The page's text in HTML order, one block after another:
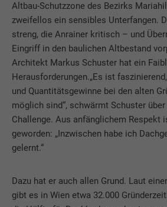
Altbau-Schutzzone des Bezirks
zweifellos ein sensibles Unterfangen.
streng, die Anrainer kritisch – und
Eingriff in den baulichen Altbestand
Architekt Markus Schuster hat ein
Herausforderungen.„Es ist
und Quantitätsgewinne bei den alten
möglich sind“, schwärmt Schuster
Challenge. Aus anfänglichem Respekt
geworden: „Inzwischen habe ich
gelernt.“
Dazu hat er auch allen Grund. Laut
gibt es in Wien etwa 32.000